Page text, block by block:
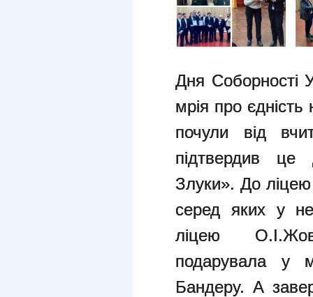
Дня Соборності
мрія про єдність
почули від
підтвердив це
Злуки». До ліцею
серед яких у
ліцею
подарувала у
Бандеру. А